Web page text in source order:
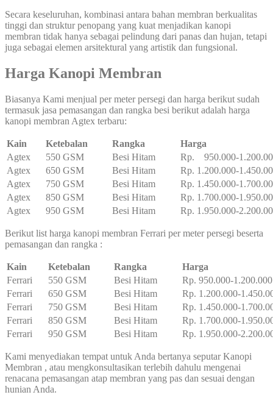
Secara keseluruhan, kombinasi antara bahan membran berkualitas
tinggi dan struktur penopang yang kuat menjadikan kanopi
membran tidak hanya sebagai pelindung dari panas dan hujan, tetapi
juga sebagai elemen arsitektural yang artistik dan fungsional.
Harga Kanopi Membran
Biasanya Kami menjual per meter persegi dan harga berikut sudah
termasuk jasa pemasangan dan rangka besi berikut adalah harga
kanopi membran Agtex terbaru:
Kain Ketebalan Rangka
Harga
Agtex
550 GSM Besi Hitam
Rp. 950.000-
Agtex
650 GSM Besi Hitam
Rp. 1.200.000-
Agtex
750 GSM Besi Hitam
Rp. 1.450.000-
Agtex
850 GSM Besi Hitam
Rp. 1.700.000-
Agtex
950 GSM Besi Hitam Rp. 1.950.000-
Berikut list harga kanopi membran Ferrari per meter persegi beserta
pemasangan dan rangka :
Kain Ketebalan Rangka
Harga
Ferrari
550 GSM Besi Hitam
Rp. 950.000-1.200.000
Ferrari
650 GSM Besi Hitam
Rp. 1.200.000-
Ferrari
750 GSM Besi Hitam
Rp. 1.450.000-
Ferrari
850 GSM Besi Hitam
Rp. 1.700.000-
Ferrari
950 GSM Besi Hitam Rp. 1.950.000-
Kami menyediakan tempat untuk Anda bertanya seputar Kanopi
Membran , atau mengkonsultasikan terlebih dahulu mengenai
renacana pemasangan atap membran yang pas dan sesuai dengan
hunian Anda.